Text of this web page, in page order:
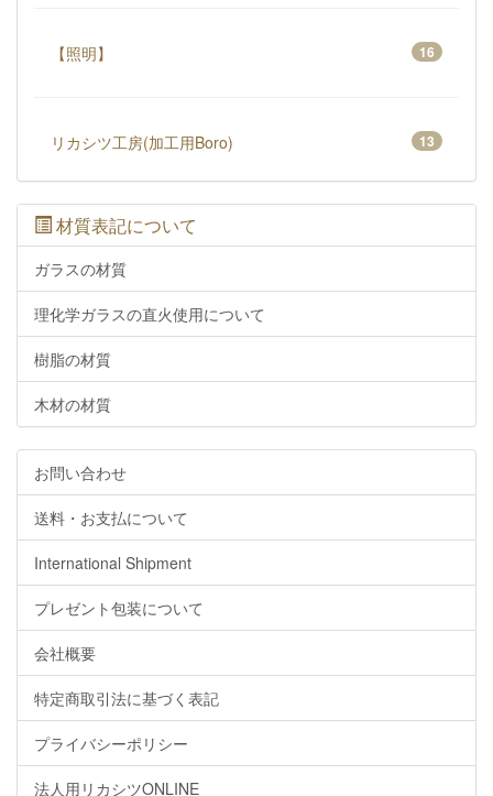
【照明】 16
リカシツ工房(加工用Boro) 13
材質表記について
ガラスの材質
理化学ガラスの直火使用について
樹脂の材質
木材の材質
お問い合わせ
送料・お支払について
International Shipment
プレゼント包装について
会社概要
特定商取引法に基づく表記
プライバシーポリシー
法人用リカシツONLINE